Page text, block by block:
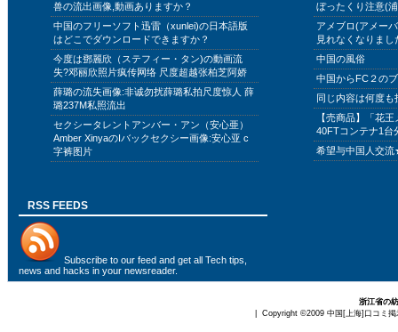
兽の流出画像,動画ありますか？
中国のフリーソフト迅雷（xunlei)の日本語版
はどこでダウンロードできますか？
今度は鄧麗欣（ステフィー・タン)の動画流
失?邓丽欣照片疯传网络 尺度超越张柏芝阿娇
薛璐の流失画像:非诚勿扰薛璐私拍尺度惊人 薛
璐237M私照流出
セクシータレントアンバー・アン（安心亜）
Amber XinyaのIバックセクシー画像:安心亚 c
字裤图片
ぼったくり注意(
アメブロ(アメー
見れなくなりまし
中国の風俗
中国からFC２の
同じ内容は何度
【売商品】「花
40FTコンテナ1台
希望与中国人交
RSS FEEDS
Subscribe to our feed and get all Tech tips,
news and hacks in your newsreader.
浙江省の
| Copyright ©2009 中国[上海]口コミ掲